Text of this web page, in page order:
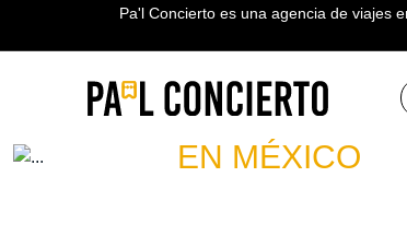
Pa'l Concierto es una agencia de viajes
GRUPO
EN MÉXICO